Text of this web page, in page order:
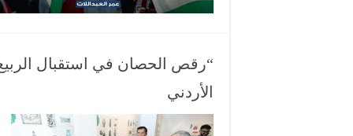
“رقص الحصان في استقبال
الأردني